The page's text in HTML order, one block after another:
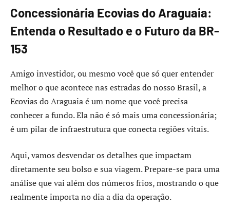
Concessionária Ecovias do Araguaia:
Entenda o Resultado e o Futuro da BR-
153
Amigo investidor, ou mesmo você que só quer entender
melhor o que acontece nas estradas do nosso Brasil, a
Ecovias do Araguaia é um nome que você precisa
conhecer a fundo. Ela não é só mais uma concessionária;
é um pilar de infraestrutura que conecta regiões vitais.
Aqui, vamos desvendar os detalhes que impactam
diretamente seu bolso e sua viagem. Prepare-se para uma
análise que vai além dos números frios, mostrando o que
realmente importa no dia a dia da operação.